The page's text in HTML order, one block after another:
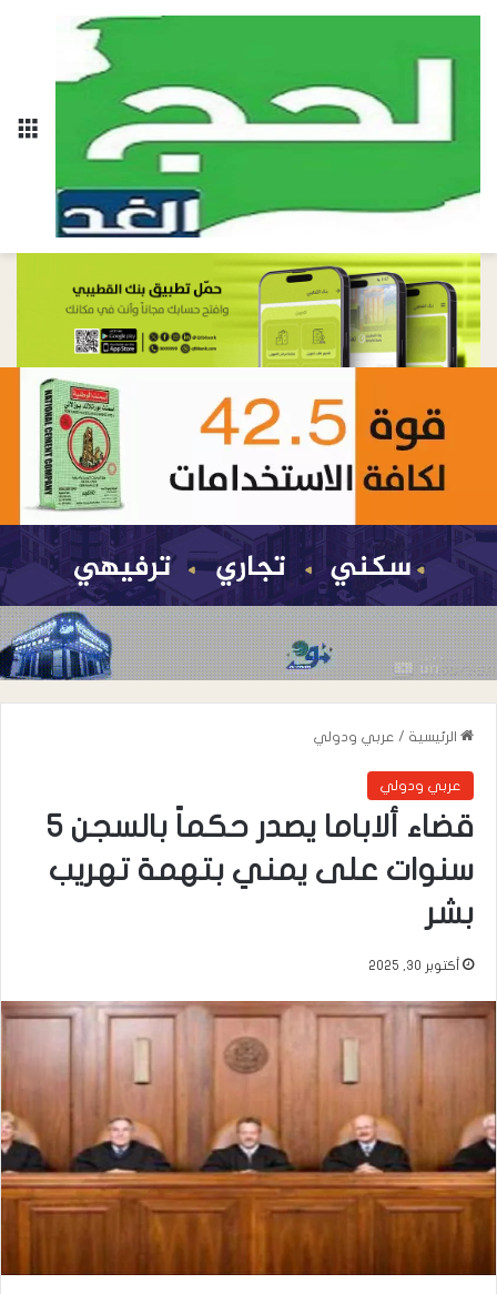
الرئيسية / عربي ودولي
عربي ودولي
قضاء ألاباما يصدر حكماً بالسجن 5
سنوات على يمني بتهمة تهريب
بشر
أكتوبر 30, 2025